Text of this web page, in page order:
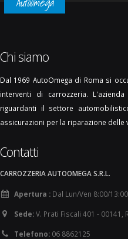
Chi siamo
Dal 1969 AutoOmega di Roma si
interventi di carrozzeria.
riguardanti il settore
assicurazioni per la riparazione delle
Contatti
CARROZZERIA AUTOOMEGA S.R.L.
Apertura : Dal Lun/Ven 8:00/
Sede:V. Prati Fiscali 401 - 00141,
Telefono: 06 8862125